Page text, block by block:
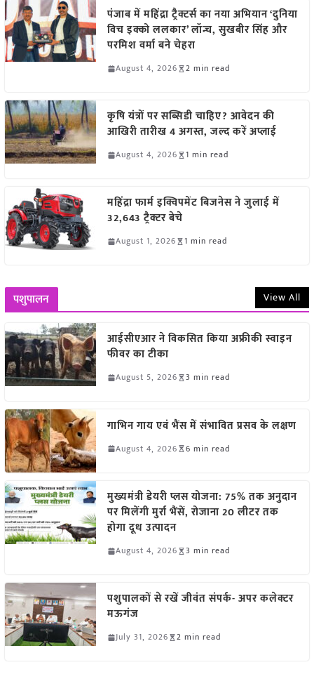
पंजाब में महिंद्रा ट्रैक्टर्स का नया अभियान ‘दुनिया
विच इक्को ललकार’ लॉन्च, सुखबीर सिंह और
परमिश वर्मा बने चेहरा
August 4, 2026 2 min read
कृषि यंत्रों पर सब्सिडी चाहिए? आवेदन की
आखिरी तारीख 4 अगस्त, जल्द करें अप्लाई
August 4, 2026 1 min read
महिंद्रा फार्म इक्विपमेंट बिजनेस ने जुलाई में
32,643 ट्रैक्टर बेचे
August 1, 2026 1 min read
पशुपालन View All
आईसीएआर ने विकसित किया अफ्रीकी स्वाइन
फीवर का टीका
August 5, 2026 3 min read
गाभिन गाय एवं भैंस में संभावित प्रसव के लक्षण
August 4, 2026 6 min read
मुख्यमंत्री डेयरी प्लस योजना: 75% तक अनुदान
पर मिलेंगी मुर्रा भैंसें, रोजाना 20 लीटर तक
होगा दूध उत्पादन
August 4, 2026 3 min read
पशुपालकों से रखें जीवंत संपर्क- अपर कलेक्टर
मऊगंज
July 31, 2026 2 min read